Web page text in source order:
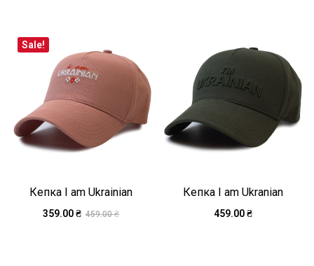
Sale!
Кепка I am Ukrainian
359.00₴ 459.00₴
Кепка I am Ukranian
459.00₴